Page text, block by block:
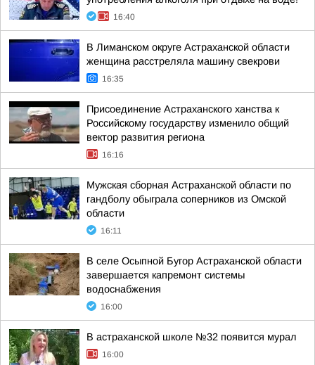
16:40
В Лиманском округе Астраханской области
женщина расстреляла машину свекрови
16:35
Присоединение Астраханского ханства к
Российскому государству изменило общий
вектор развития региона
16:16
Мужская сборная Астраханской области по
гандболу обыграла соперников из Омской
области
16:11
В селе Осыпной Бугор Астраханской области
завершается капремонт системы
водоснабжения
16:00
В астраханской школе №32 появится мурал
16:00